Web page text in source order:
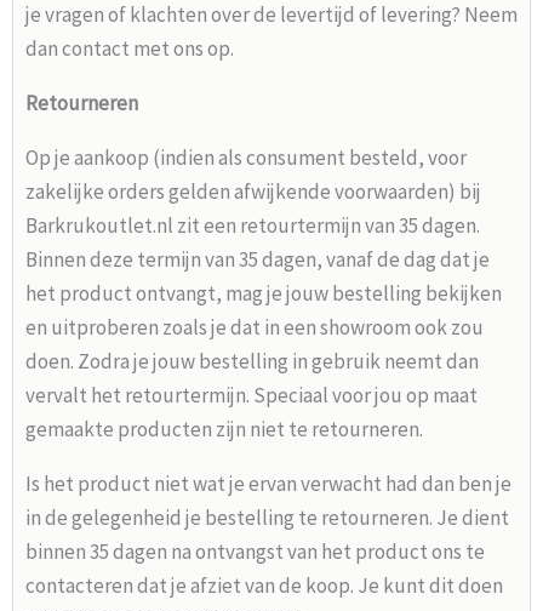
je vragen of klachten over de levertijd of levering? Neem
dan contact met ons op.
Retourneren
Op je aankoop (indien als consument besteld, voor
zakelijke orders gelden afwijkende voorwaarden) bij
Barkrukoutlet.nl zit een retourtermijn van 35 dagen.
Binnen deze termijn van 35 dagen, vanaf de dag dat je
het product ontvangt, mag je jouw bestelling bekijken
en uitproberen zoals je dat in een showroom ook zou
doen. Zodra je jouw bestelling in gebruik neemt dan
vervalt het retourtermijn. Speciaal voor jou op maat
gemaakte producten zijn niet te retourneren.
Is het product niet wat je ervan verwacht had dan ben je
in de gelegenheid je bestelling te retourneren. Je dient
binnen 35 dagen na ontvangst van het product ons te
contacteren dat je afziet van de koop. Je kunt dit doen